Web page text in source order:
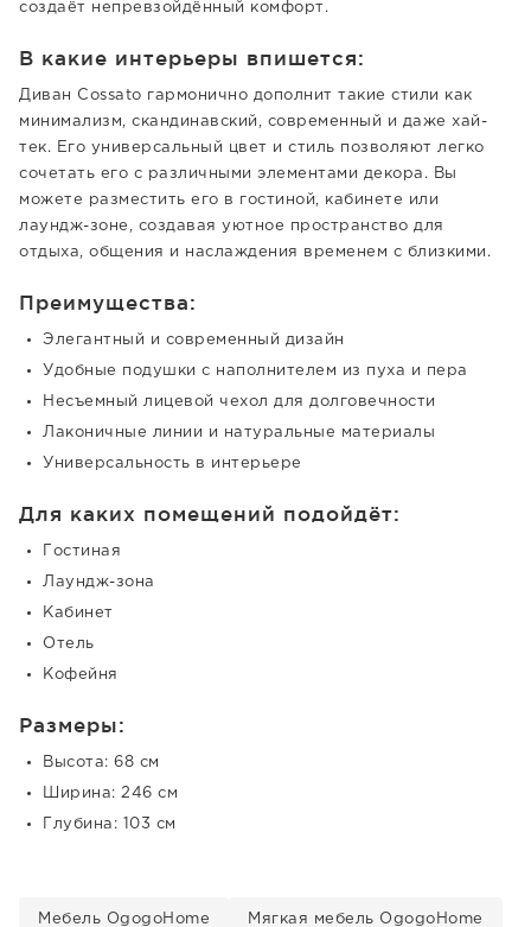
создаёт непревзойдённый комфорт.
В какие интерьеры впишется:
Диван Cossato гармонично дополнит такие стили как
минимализм, скандинавский, современный и даже хай-
тек. Его универсальный цвет и стиль позволяют легко
сочетать его с различными элементами декора. Вы
можете разместить его в гостиной, кабинете или
лаундж-зоне, создавая уютное пространство для
отдыха, общения и наслаждения временем с близкими.
Преимущества:
Элегантный и современный дизайн
Удобные подушки с наполнителем из пуха и пера
Несъемный лицевой чехол для долговечности
Лаконичные линии и натуральные материалы
Универсальность в интерьере
Для каких помещений подойдёт:
Гостиная
Лаундж-зона
Кабинет
Отель
Кофейня
Размеры:
Высота: 68 см
Ширина: 246 см
Глубина: 103 см
Мебель OgogoHome Мягкая мебель OgogoHome